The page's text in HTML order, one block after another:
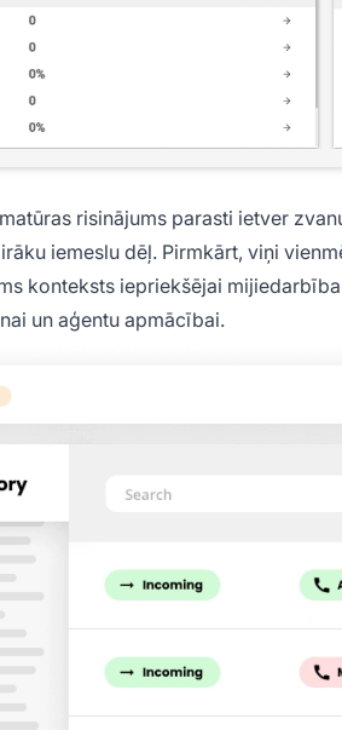
risinājums parasti ietver
iemeslu dēļ. Pirmkārt, viņi
konteksts iepriekšējai
un aģentu apmācībai.